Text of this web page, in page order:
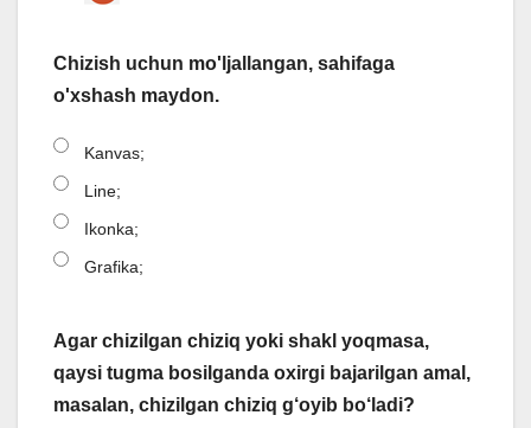
Chizish uchun mo'ljallangan, sahifaga
o'xshash maydon.
Kanvas;
Line;
Ikonka;
Grafika;
Agar chizilgan chiziq yoki shakl yoqmasa,
qaysi tugma bosilganda oxirgi bajarilgan amal,
masalan, chizilgan chiziq g‘oyib bo‘ladi?